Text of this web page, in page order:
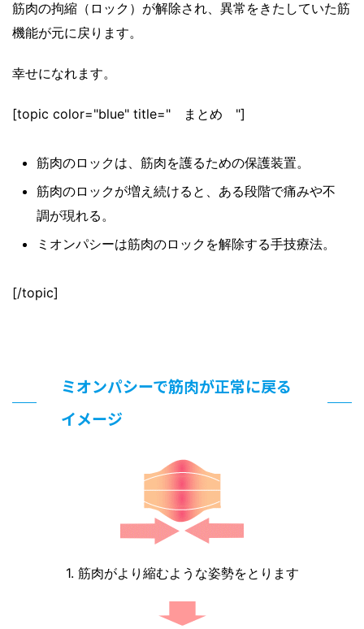
筋肉の拘縮（ロック）が解除され、異常をきたしていた筋
機能が元に戻ります。
幸せになれます。
[topic color="blue" title=" まとめ "]
筋肉のロックは、筋肉を護るための保護装置。
筋肉のロックが増え続けると、ある段階で痛みや不
調が現れる。
ミオンパシーは筋肉のロックを解除する手技療法。
[/topic]
ミオンパシーで筋肉が正常に戻る
イメージ
1. 筋肉がより縮むような姿勢をとります